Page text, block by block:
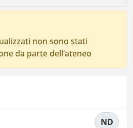
non sono stati
da parte dell'ateneo
ND